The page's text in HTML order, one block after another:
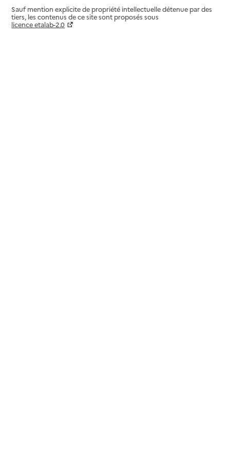
Sauf mention explicite de propriété intellectuelle détenue par des
tiers, les contenus de ce site sont proposés sous
licence etalab-2.0